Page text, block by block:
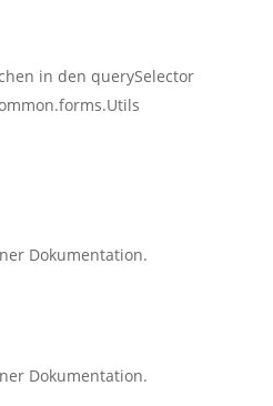
in den querySelector
Dokumentation.
Dokumentation.